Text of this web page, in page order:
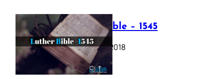
Luther Bible – 1545
October 17, 2018